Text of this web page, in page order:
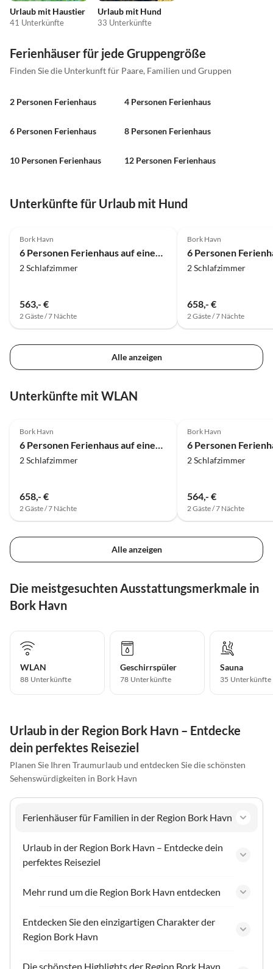
Urlaub mit Haustier
41 Unterkünfte
Urlaub mit Hund
33 Unterkünfte
Ferienhäuser für jede Gruppengröße
Finden Sie die Unterkunft für Paare, Familien und Gruppen
2 Personen Ferienhaus 4 Personen Ferienhaus
6 Personen Ferienhaus 8 Personen Ferienhaus
10 Personen Ferienhaus 12 Personen Ferienhaus
Unterkünfte für Urlaub mit Hund
Bork Havn
6 Personen Ferienhaus auf einem Ferienpark Hemmet
2 Schlafzimmer
563,- €
2 Gäste / 7 Nächte
Bork Havn
2 Schlafzimmer
658,- €
2 Gäste / 7 Nächte
Alle anzeigen
Unterkünfte mit WLAN
Bork Havn
6 Personen Ferienhaus auf einem Ferienpark Hemmet
2 Schlafzimmer
658,- €
2 Gäste / 7 Nächte
Bork Havn
2 Schlafzimmer
564,- €
2 Gäste / 7 Nächte
Alle anzeigen
Die meistgesuchten Ausstattungsmerkmale in
Bork Havn
WLAN
88 Unterkünfte
Geschirrspüler
78 Unterkünfte
Sauna
35 Unterkünfte
Urlaub in der Region Bork Havn – Entdecke
dein perfektes Reiseziel
Planen Sie Ihren Traumurlaub und entdecken Sie die schönsten
Sehenswürdigkeiten in Bork Havn
Ferienhäuser für Familien in der Region Bork Havn
Urlaub in der Region Bork Havn – Entdecke dein
perfektes Reiseziel
Mehr rund um die Region Bork Havn entdecken
Entdecken Sie den einzigartigen Charakter der
Region Bork Havn
Die schönsten Highlights der Region Bork Havn